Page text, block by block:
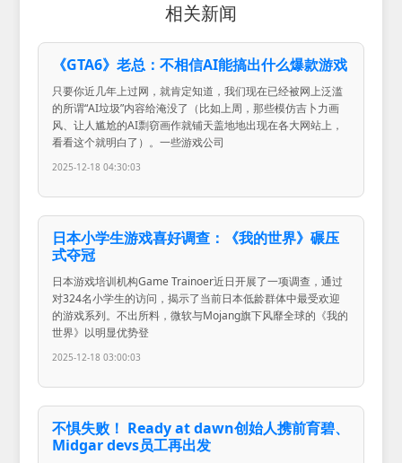
相关新闻
《GTA6》老总：不相信AI能搞出什么爆款游戏
只要你近几年上过网，就肯定知道，我们现在已经被网上泛滥
的所谓“AI垃圾”内容给淹没了（比如上周，那些模仿吉卜力画
风、让人尴尬的AI剽窃画作就铺天盖地地出现在各大网站上，
看看这个就明白了）。一些游戏公司
2025-12-18 04:30:03
日本小学生游戏喜好调查：《我的世界》碾压
式夺冠
日本游戏培训机构Game Trainoer近日开展了一项调查，通过
对324名小学生的访问，揭示了当前日本低龄群体中最受欢迎
的游戏系列。不出所料，微软与Mojang旗下风靡全球的《我的
世界》以明显优势登
2025-12-18 03:00:03
不惧失败！ Ready at dawn创始人携前育碧、
Midgar devs员工再出发